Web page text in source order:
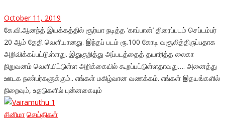
October 11, 2019
கே.வி.ஆனந்த் இயக்கத்தில் சூர்யா நடித்த ‘காப்பான்’ திரைப்படம் செப்டம்பர்
20 ஆம் தேதி வெளியானது. இந்தப் படம் ரூ.100 கோடி வசூலித்திருப்பதாக
அறிவிக்கப்பட்டுள்ளது. இதுகுறித்து அப்படத்தைத் தயாரித்த லைகா
நிறுவனம் வெளியிட்டுள்ள அறிக்கையில் கூறப்பட்டுள்ளதாவது…. அனைத்து
ஊடக நண்பர்களுக்கும்‌.. எங்கள்‌ மகிழ்வான வணக்கம்‌. எங்கள்‌ இதயங்களில்‌
நிறைவும்‌, உதடுகளில்‌ புன்னகையும்‌
சினிமா செய்திகள்